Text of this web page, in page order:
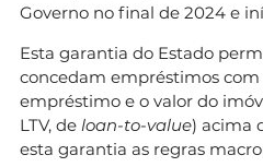
Governo no final de 2024 e
Esta garantia do Estado
concedam empréstimos
empréstimo e o valor do
LTV, de loan-to-value) acima
esta garantia as regras